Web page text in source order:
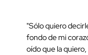
"Sólo quiero
fondo de mi
oído que la